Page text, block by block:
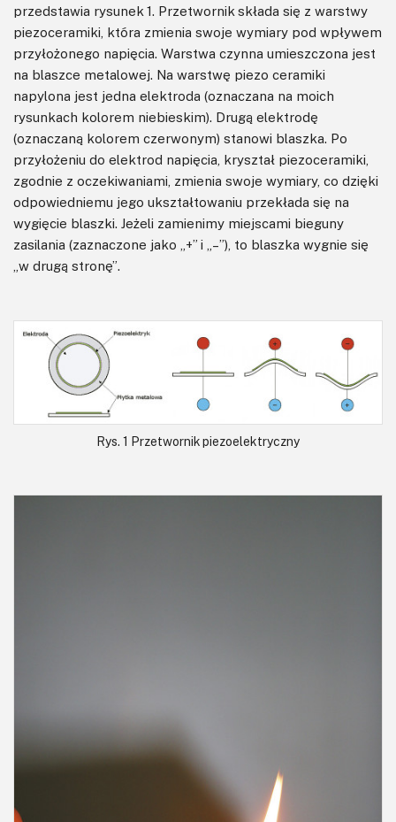
przedstawia rysunek 1. Przetwornik składa się z warstwy
piezoceramiki, która zmienia swoje wymiary pod wpływem
przyłożonego napięcia. Warstwa czynna umieszczona jest
na blaszce metalowej. Na warstwę piezo ceramiki
napylona jest jedna elektroda (oznaczana na moich
rysunkach kolorem niebieskim). Drugą elektrodę
(oznaczaną kolorem czerwonym) stanowi blaszka. Po
przyłożeniu do elektrod napięcia, kryształ piezoceramiki,
zgodnie z oczekiwaniami, zmienia swoje wymiary, co dzięki
odpowiedniemu jego ukształtowaniu przekłada się na
wygięcie blaszki. Jeżeli zamienimy miejscami bieguny
zasilania (zaznaczone jako „+” i „–”), to blaszka wygnie się
„w drugą stronę”.
Rys. 1 Przetwornik piezoelektryczny